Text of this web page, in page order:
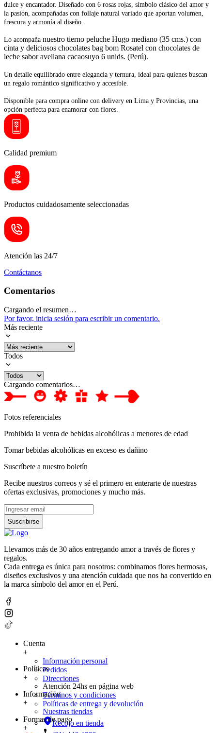
dulce y encantador. Diseñado con 6 rosas rojas, símbolo clásico del amor y
la pasión, acompañadas con follaje natural variado que aportan volumen,
frescura y armonía al diseño.
Lo acompaña nuestro tierno peluche Hugo mediano (35 cms.) con
cinta y deliciosos chocolates bag bom Rosatel con chocolates de
leche sabor avellana cacaosuyo 6 unids. (Perú).
Un detalle equilibrado entre elegancia y ternura, ideal para quienes buscan
un regalo romántico significativo y accesible.
Disponible para compra online con delivery en Lima y Provincias, una
opción perfecta para enamorar con flores.
Calidad premium
Productos cuidadosamente seleccionadas
Atención las 24/7
Contáctanos
Comentarios
Cargando el resumen…
Por favor, inicia sesión para escribir un comentario.
Más reciente
Todos
Cargando comentarios…
Fotos referenciales
Prohibida la venta de bebidas alcohólicas a menores de edad
Tomar bebidas alcohólicas en exceso es dañino
Suscríbete a nuestro boletín
Recibe nuestros correos y sé el primero en enterarte de nuestras
ofertas exclusivas, promociones y mucho más.
Suscribirse
Llevamos más de 30 años entregando amor a través de flores y
regalos.
Cada entrega es única para nosotros: combinamos flores hermosas,
diseños exclusivos y una atención cuidada que nos ha convertido en
la marca símbolo del amor en el Perú.
Cuenta
+
Información personal
Pedidos
Direcciones
Políticas
+
Atención 24hs en página web
Términos y condiciones
Políticas de entrega y devolución
Información
+
Nuestras tiendas
Recojo en tienda
Formas de pago
+